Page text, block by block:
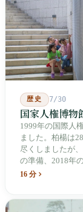
歴史 7/30
国家人権博物
1999年の国際人
ました。柏楊は
尽くしましたが
の準備、2018年
て、自らが行っ
16 分